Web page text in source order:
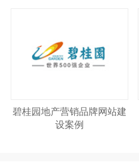
碧桂园地产营销品牌网站建
设案例